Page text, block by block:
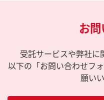
お
受託サービスや弊社に
以下の「お問い合わせフ
願い